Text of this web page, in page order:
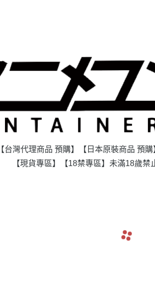
【台灣代理商品 預購】 【日本原裝商品 預購
【現貨專區】
【18禁專區】未滿18歲禁